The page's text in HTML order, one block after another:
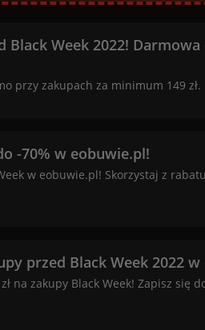
Black Week 2022!
przy zakupach za minimum 149 zł.
-70% w eobuwie.pl!
w eobuwie.pl! Skorzystaj z
przed Black Week 2022
na zakupy Black Week! Zapisz się